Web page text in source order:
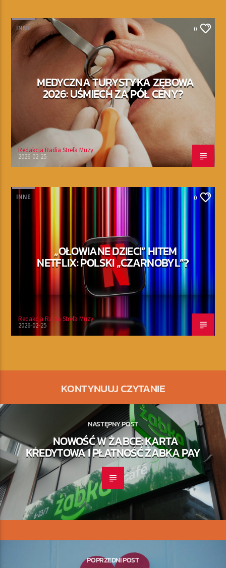
INNE 0
MEDYCZNA TURYSTYKA ZĘBOWA
2026: UŚMIECH ZA PÓŁ CENY?
Redakcja Radia Strefa Muzy
2026-02-25
INNE 0
„OŁOWIANE DZIECI” HITEM
NETFLIX: POLSKI „CZARNOBYL”?
Redakcja Radia Strefa Muzy
2026-02-25
KONTYNUUJ CZYTANIE
NASTĘPNY POST
NOWOŚĆ W ŻABCE: KARTA
KREDYTOWA I PŁATNOŚĆ ŻABKA PAY
POPRZEDNI POST